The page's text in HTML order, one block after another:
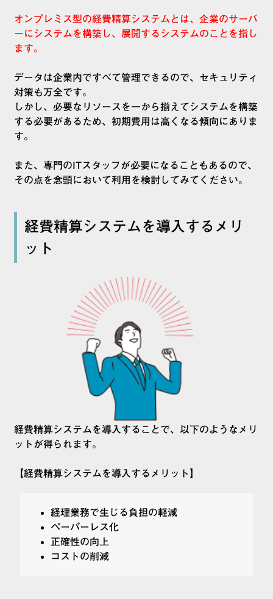
オンプレミス型の経費精算システムとは、企業のサーバ
ーにシステムを構築し、展開するシステムのことを指し
ます。
データは企業内ですべて管理できるので、セキュリティ
対策も万全です。
しかし、必要なリソースを一から揃えてシステムを構築
する必要があるため、初期費用は高くなる傾向にありま
す。
また、専門のITスタッフが必要になることもあるので、
その点を念頭において利用を検討してみてください。
経費精算システムを導入するメリ
ット
経費精算システムを導入することで、以下のようなメリ
ットが得られます。
【経費精算システムを導入するメリット】
経理業務で生じる負担の軽減
ペーパーレス化
正確性の向上
コストの削減